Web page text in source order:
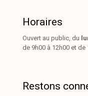
Horaires
Ouvert au public, du
de 9h00 à 12h00 et de
Restons